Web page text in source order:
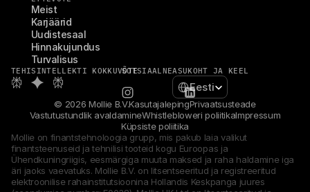
Meist
Karjäärid
Uudistesaal
Hinnakujundus
Turvalisus
TEHISINTELLEKTI KOKKUVÕTESOTSIAALNEASUKOHT JA KEEL
Select Language
Eesti
© 2026 Mollie B.V.KasutajalepingPrivaatsusteade
Vastutustundlik avaldamineWhistlebloweri poliitikaImpressum
Küpsiste poliitika
Mollie on finantstehnoloogia grupp, mis pakub laia valikut
finantsteenuseid ja tehnilisi tooteid kogu Euroopas ja
Ühendkuningriigis, eesmärgiga muuta maksed ja raha haldamine iga
äri jaoks vaevatuks. Mollie B.V. on litsentseeritud ja registreeritud
elektroonilise rahainstitutsioonina Hollandis Keskpanga juures